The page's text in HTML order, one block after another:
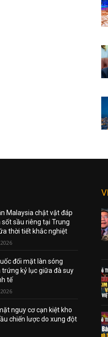
Malaysia chật vật đáp
sốt sầu riêng tại Trung
thời tiết khắc nghiệt
đối mặt làn sóng
trứng kỷ lục giữa đà suy
tế
nguy cơ cạn kiệt kho
chiến lược do xung đột